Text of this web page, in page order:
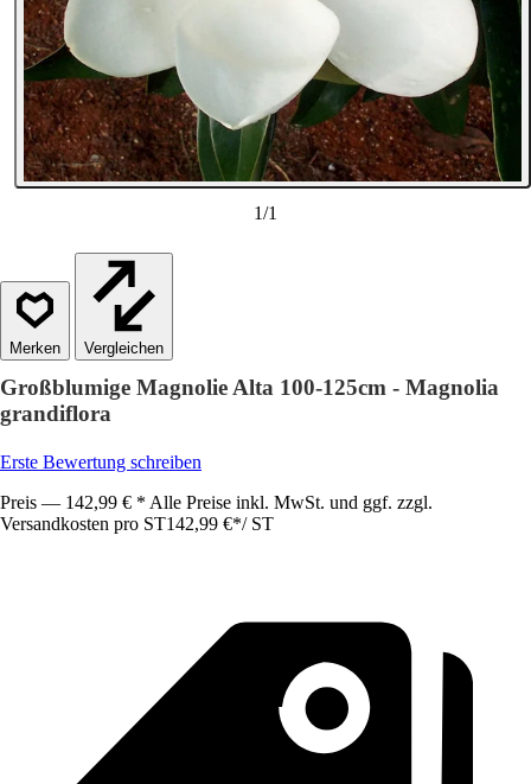
1/1
Vergleichen
Großblumige Magnolie Alta 100-125cm - Magnolia
grandiflora
Erste Bewertung schreiben
Preis — 142,99 € * Alle Preise inkl. MwSt. und ggf. zzgl.
Versandkosten pro ST142,99 €*/ ST